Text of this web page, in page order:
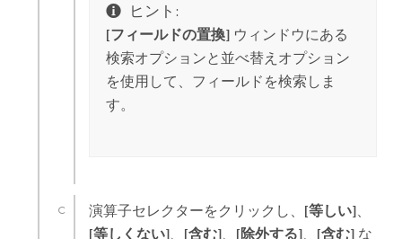
ヒント:
[フィールドの置換]ウィンドウにある
検索オプションと並べ替えオプション
を使用して、フィールドを検索しま
す。
演算子セレクターをクリックし、 [等しい]、
[等しくない]、 [含む]、 [除外する]、 [含む] な